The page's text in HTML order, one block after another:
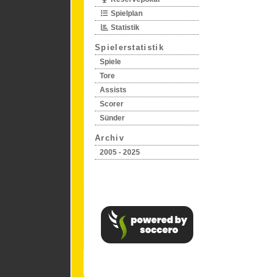
Spielplan
Statistik
Spielerstatistik
Spiele
Tore
Assists
Scorer
Sünder
Archiv
2005 - 2025